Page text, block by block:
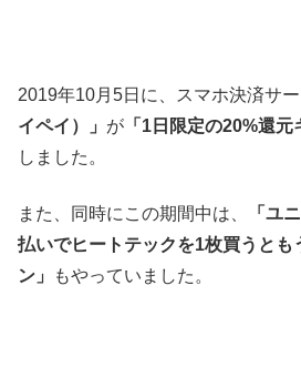
2019年10月5日に、スマホ決済サ
イペイ）」 が 「1日限定の20%還元
しました。
また、同時にこの期間中は、
「ユ
払いでヒートテックを1枚買うとも
ン」
もやっていました。